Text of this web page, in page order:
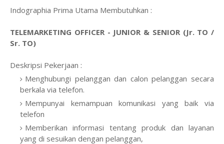
Indographia Prima Utama Membutuhkan :
TELEMARKETING OFFICER - JUNIOR & SENIOR (Jr. TO /
Sr. TO)
Deskripsi Pekerjaan :
Menghubungi pelanggan dan calon pelanggan secara
berkala via telefon.
Mempunyai kemampuan komunikasi yang baik via
telefon
Memberikan informasi tentang produk dan layanan
yang di sesuikan dengan pelanggan,